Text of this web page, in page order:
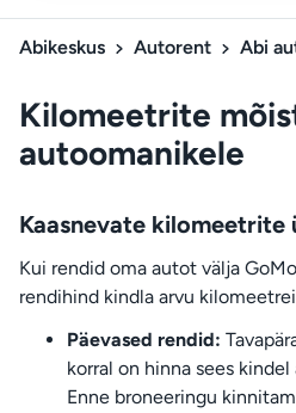
Abikeskus Autorent Abi
Kilomeetrite
autoomanikele
Kaasnevate kilomeetrite
Kui rendid oma autot välja
rendihind kindla arvu
Päevased rendid:
korral on hinna sees
Enne broneeringu